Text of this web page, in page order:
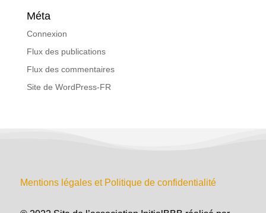
Méta
Connexion
Flux des publications
Flux des commentaires
Site de WordPress-FR
Mentions légales et Politique de confidentialité